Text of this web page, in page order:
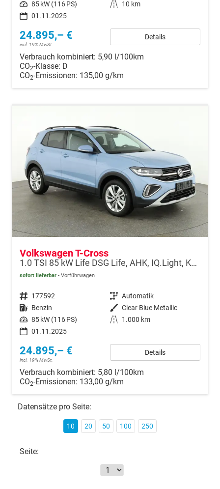
Leistung 85 kW (116 PS) Kilometerstand
10 km
01.11.2025
24.895,– €
incl. 19% MwSt.
Details
Verbrauch kombiniert: 5,90 l/100km
CO2-Klasse: D
CO2-Emissionen: 135,00 g/km
Volkswagen T-Cross
1.0 TSI 85 kW Life DSG Life, AHK, IQ.Light, Kamera, ACC, Side, Winter, 17-Zoll
sofort lieferbar Vorführwagen
Fahrzeugnr. 177592 Getriebe Automatik
Kraftstoff Benzin Außenfarbe Clear Blue Metallic
Leistung 85 kW (116 PS) Kilometerstand
1.000 km
01.11.2025
24.895,– €
incl. 19% MwSt.
Details
Verbrauch kombiniert: 5,80 l/100km
CO2-Emissionen: 133,00 g/km
Datensätze pro Seite:
10 20 50 100 250
Seite: